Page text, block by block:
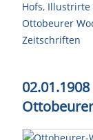
Hofs, Illustrirte
Ottobeurer
Zeitschriften